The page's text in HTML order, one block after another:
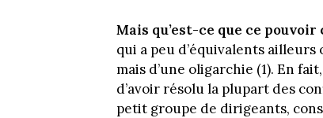
Mais qu’est-ce que ce
qui a peu d’équivalents ailleurs
mais d’une oligarchie (1). En
d’avoir résolu la plupart des
petit groupe de dirigeants,